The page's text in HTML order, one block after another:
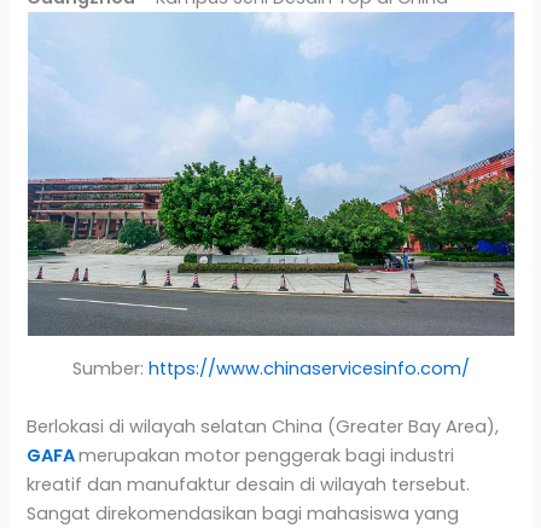
Sumber: https://www.chinaservicesinfo.com/
Berlokasi di wilayah selatan China (Greater Bay Area),
GAFAmerupakan motor penggerak bagi industri
kreatif dan manufaktur desain di wilayah tersebut.
Sangat direkomendasikan bagi mahasiswa yang